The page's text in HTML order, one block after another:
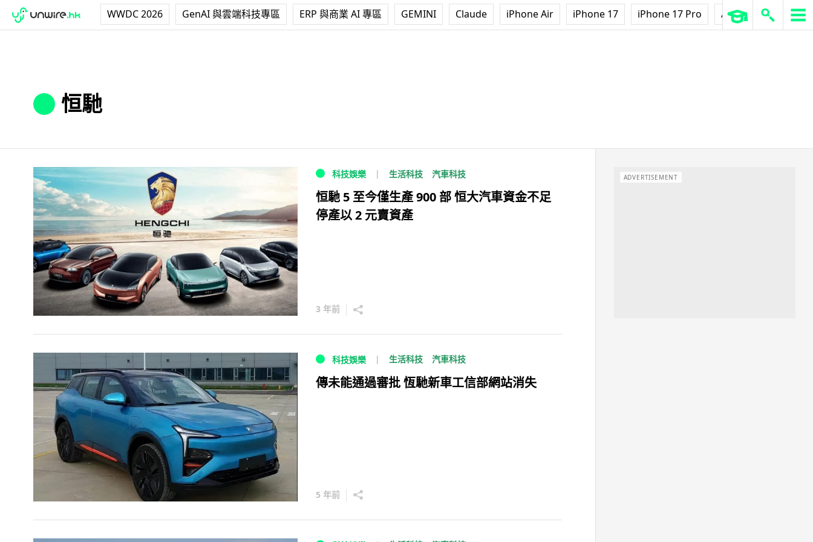
WWDC 2026 GenAI 與雲端科技專區 ERP 與商業 AI 專區 GEMINI Claude iPhone Air iPhone 17 iPhone 17 Pro AirPods Pro 3
恒馳
科技娛樂 生活科技 汽車科技
恒馳 5 至今僅生產 900 部 恒大汽車資金不足
停產以 2 元賣資產
3 年前
科技娛樂 生活科技 汽車科技
傳未能通過審批 恆馳新車工信部網站消失
5 年前
ADVERTISEMENT